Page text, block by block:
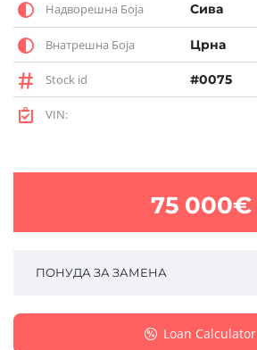
Надворешна Боја Сива
Внатрешна Боја Црна
Stock id #0075
VIN:
75 000€
ПОНУДА ЗА ЗАМЕНА
Loan Calculator